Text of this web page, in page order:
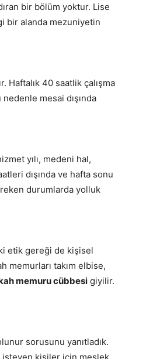
bir bölüm yoktur. Lise
bir alanda mezuniyetin
Haftalık 40 saatlik çalışma
mesai dışında
yılı, medeni hal,
dışında ve hafta sonu
durumlarda yolluk
etik gereği de kişisel
memurları takım elbise,
memuru cübbesi giyilir.
sorusunu yanıtladık.